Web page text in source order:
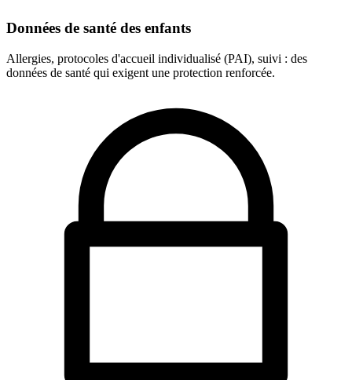
Données de santé des enfants
Allergies, protocoles d'accueil individualisé (PAI), suivi : des
données de santé qui exigent une protection renforcée.